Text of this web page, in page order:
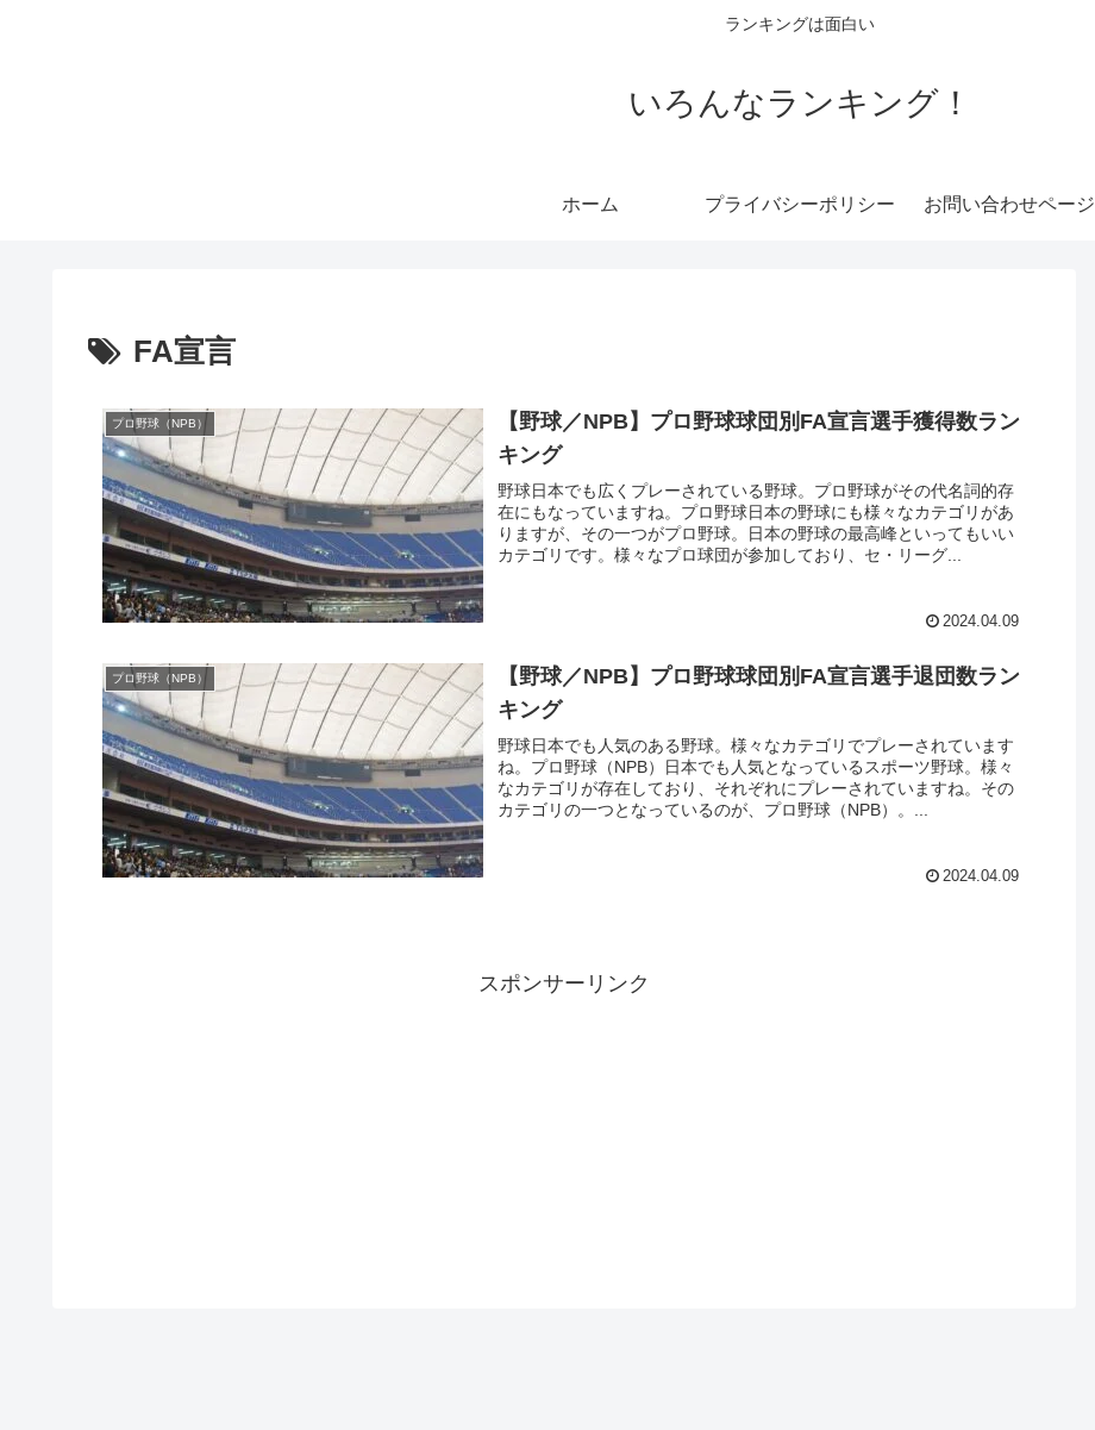
ランキングは面白い
いろんなランキング！
ホーム プライバシーポリシー お問い合わせページ
FA宣言
プロ野球（NPB）
【野球／NPB】プロ野球球団別FA宣言選手獲得数ラン
キング
野球日本でも広くプレーされている野球。プロ野球がその代名詞的存
在にもなっていますね。プロ野球日本の野球にも様々なカテゴリがあ
りますが、その一つがプロ野球。日本の野球の最高峰といってもいい
カテゴリです。様々なプロ球団が参加しており、セ・リーグ...
2024.04.09
プロ野球（NPB）
【野球／NPB】プロ野球球団別FA宣言選手退団数ラン
キング
野球日本でも人気のある野球。様々なカテゴリでプレーされています
ね。プロ野球（NPB）日本でも人気となっているスポーツ野球。様々
なカテゴリが存在しており、それぞれにプレーされていますね。その
カテゴリの一つとなっているのが、プロ野球（NPB）。...
2024.04.09
スポンサーリンク